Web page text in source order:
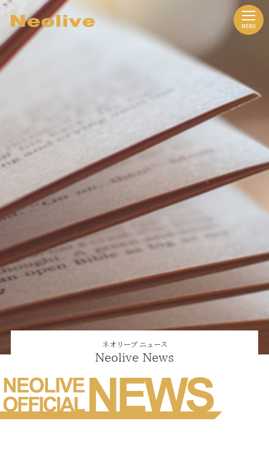
ネオリーブ ニュース
Neolive News